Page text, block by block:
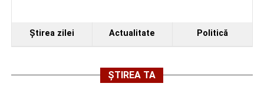
Ştirea zilei Actualitate Politică
ȘTIREA TA